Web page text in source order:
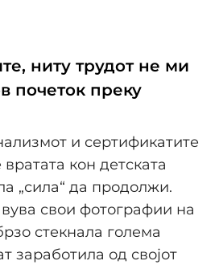
ниту трудот не ми
почеток преку
и сертификатите
кон детската
„сила“ да продолжи.
свои фотографии на
стекнала голема
заработила од својот